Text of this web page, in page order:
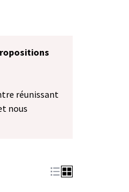
réunissant
nous